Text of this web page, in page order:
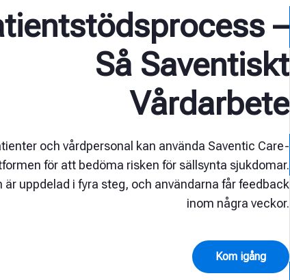
–
Så Saventiskt
Vårdarbete
och vårdpersonal kan använda Saventic Care-
för att bedöma risken för sällsynta sjukdomar.
är uppdelad i fyra steg, och användarna får feedback
inom några veckor.
Kom igång